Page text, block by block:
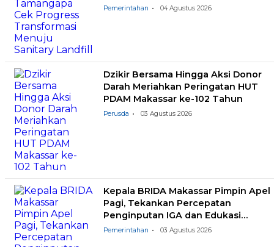
Pemerintahan 04 Agustus 2026
Dzikir Bersama Hingga Aksi Donor
Darah Meriahkan Peringatan HUT
PDAM Makassar ke-102 Tahun
Perusda 03 Agustus 2026
Kepala BRIDA Makassar Pimpin Apel
Pagi, Tekankan Percepatan
Penginputan IGA dan Edukasi
Pemilahan Sampah
Pemerintahan 03 Agustus 2026